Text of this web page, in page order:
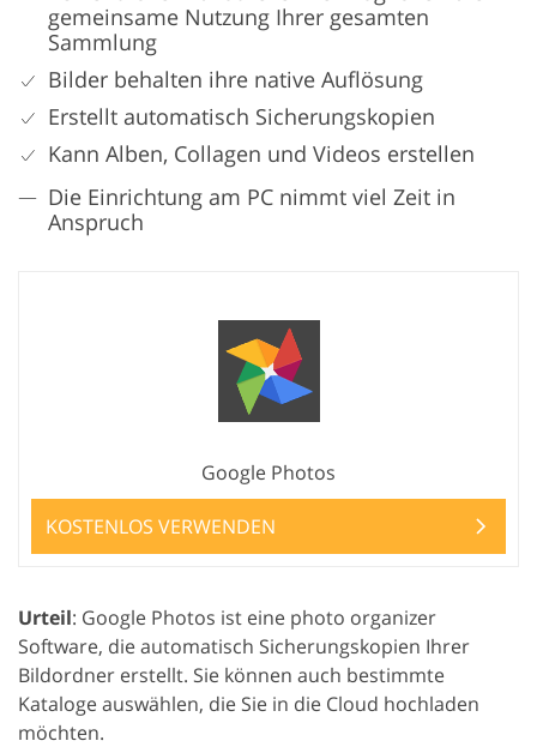
gemeinsame Nutzung Ihrer gesamten
Sammlung
Bilder behalten ihre native Auflösung
Erstellt automatisch Sicherungskopien
Kann Alben, Collagen und Videos erstellen
Die Einrichtung am PC nimmt viel Zeit in
Anspruch
Google Photos
KOSTENLOS VERWENDEN
Urteil: Google Photos ist eine photo organizer
Software, die automatisch Sicherungskopien Ihrer
Bildordner erstellt. Sie können auch bestimmte
Kataloge auswählen, die Sie in die Cloud hochladen
möchten.